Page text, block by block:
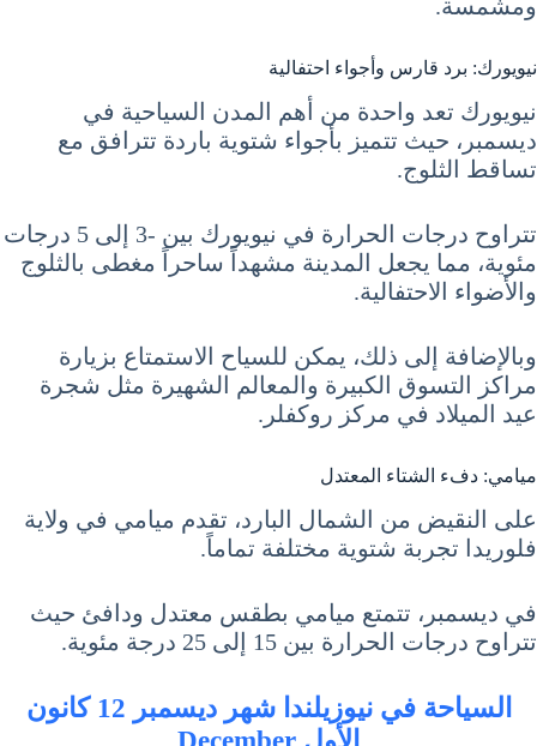
ومشمسة.
نيويورك: برد قارس وأجواء احتفالية
نيويورك تعد واحدة من أهم المدن السياحية في
ديسمبر، حيث تتميز بأجواء شتوية باردة تترافق مع
تساقط الثلوج.
تتراوح درجات الحرارة في نيويورك بين -3 إلى 5 درجات
مئوية، مما يجعل المدينة مشهداً ساحراً مغطى بالثلوج
والأضواء الاحتفالية.
وبالإضافة إلى ذلك، يمكن للسياح الاستمتاع بزيارة
مراكز التسوق الكبيرة والمعالم الشهيرة مثل شجرة
عيد الميلاد في مركز روكفلر.
ميامي: دفء الشتاء المعتدل
على النقيض من الشمال البارد، تقدم ميامي في ولاية
فلوريدا تجربة شتوية مختلفة تماماً.
في ديسمبر، تتمتع ميامي بطقس معتدل ودافئ حيث
تتراوح درجات الحرارة بين 15 إلى 25 درجة مئوية.
السياحة في نيوزيلندا شهر ديسمبر 12 كانون